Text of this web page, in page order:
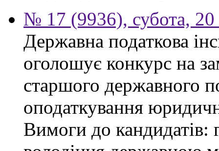
№ 17 (9936), субота,
Державна податкова
оголошує конкурс на
старшого державного
оподаткування
Вимоги до кандидатів: